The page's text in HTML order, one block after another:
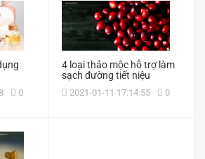
0
4 loại thảo mộc hỗ trợ làm
sạch đường tiết niệu
2021-01-11 17:14:55 0